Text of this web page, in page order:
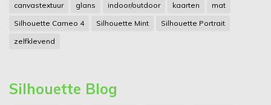
canvastextuur glans indoor/outdoor kaarten
mat
Silhouette Cameo 4
Silhouette Mint
Silhouette Portrait
zelfklevend
Silhouette Blog